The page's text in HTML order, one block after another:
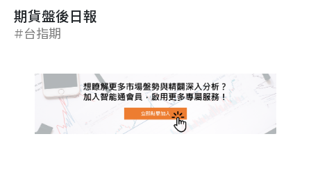
期貨盤後日報
#台指期